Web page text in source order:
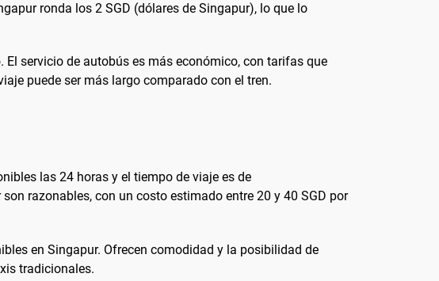
ronda los 2 SGD (dólares de Singapur), lo que lo
servicio de autobús es más económico, con tarifas que
puede ser más largo comparado con el tren.
las 24 horas y el tiempo de viaje es de
razonables, con un costo estimado entre 20 y 40 SGD por
en Singapur. Ofrecen comodidad y la posibilidad de
tradicionales.